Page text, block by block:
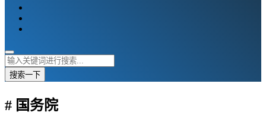
搜索一下
# 国务院